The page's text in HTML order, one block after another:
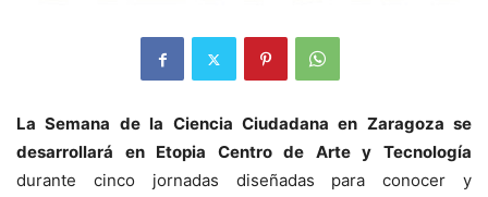
La Semana de la Ciencia Ciudadana en Zaragoza se
desarrollará en Etopia Centro de Arte y Tecnología
durante cinco jornadas diseñadas para conocer y